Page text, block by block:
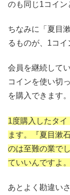
のも同じ1コイン
ちなみに「夏目
るものが、1コイ
会員を継続して
コインを使い切
を購入できます。
1度購入したタ
ます。『夏目漱
のは至難の業で
ていいんですよ。
あとよく勘違い